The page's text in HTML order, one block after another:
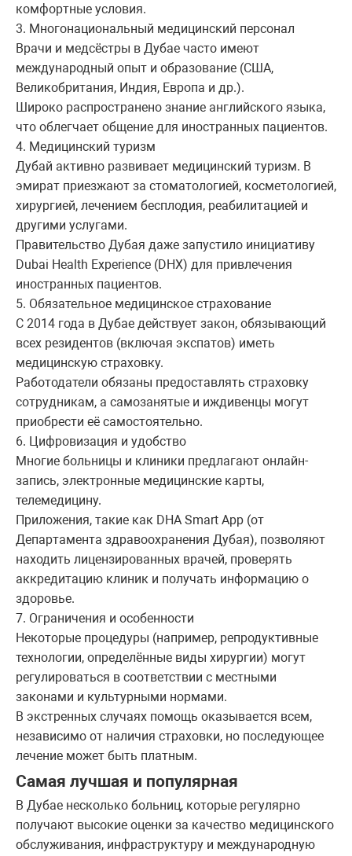
комфортные условия.
3. Многонациональный медицинский персонал
Врачи и медсёстры в Дубае часто имеют
международный опыт и образование (США,
Великобритания, Индия, Европа и др.).
Широко распространено знание английского языка,
что облегчает общение для иностранных пациентов.
4. Медицинский туризм
Дубай активно развивает медицинский туризм. В
эмират приезжают за стоматологией, косметологией,
хирургией, лечением бесплодия, реабилитацией и
другими услугами.
Правительство Дубая даже запустило инициативу
Dubai Health Experience (DHX) для привлечения
иностранных пациентов.
5. Обязательное медицинское страхование
С 2014 года в Дубае действует закон, обязывающий
всех резидентов (включая экспатов) иметь
медицинскую страховку.
Работодатели обязаны предоставлять страховку
сотрудникам, а самозанятые и иждивенцы могут
приобрести её самостоятельно.
6. Цифровизация и удобство
Многие больницы и клиники предлагают онлайн-
запись, электронные медицинские карты,
телемедицину.
Приложения, такие как DHA Smart App (от
Департамента здравоохранения Дубая), позволяют
находить лицензированных врачей, проверять
аккредитацию клиник и получать информацию о
здоровье.
7. Ограничения и особенности
Некоторые процедуры (например, репродуктивные
технологии, определённые виды хирургии) могут
регулироваться в соответствии с местными
законами и культурными нормами.
В экстренных случаях помощь оказывается всем,
независимо от наличия страховки, но последующее
лечение может быть платным.
Самая лучшая и популярная
В Дубае несколько больниц, которые регулярно
получают высокие оценки за качество медицинского
обслуживания, инфраструктуру и международную